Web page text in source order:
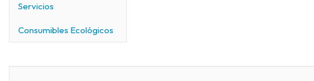
Servicios
Consumibles Ecológicos